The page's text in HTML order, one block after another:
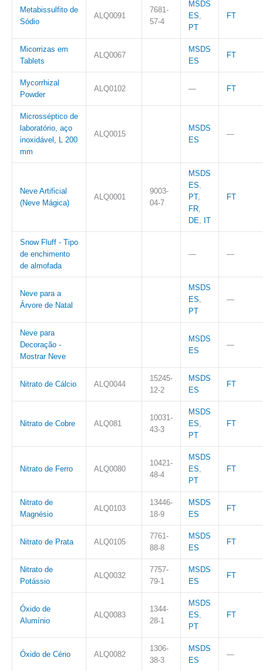
Metabissulfito de
Sódio
ALQ0091
7681-
57-4
MSDS
ES,
PT
FT
Micorrizas em
Tablets
ALQ0067
MSDS
ES
FT
Mycorrhizal
Powder
ALQ0102 — FT
Microsséptico de
laboratório, aço
inoxidável, L 200
mm
ALQ0015
MSDS
ES
—
Neve Artificial
(Neve Mágica)
ALQ0001
9003-
04-7
MSDS
ES,
PT,
FR,
DE, IT
FT
Snow Fluff - Tipo
de enchimento
de almofada
— —
Neve para a
Árvore de Natal
MSDS
ES,
PT
—
Neve para
Decoração -
Mostrar Neve
MSDS
ES
—
Nitrato de Cálcio ALQ0044
15245-
12-2
MSDS
ES
FT
Nitrato de Cobre ALQ081
10031-
43-3
MSDS
ES,
PT
FT
Nitrato de Ferro ALQ0080
10421-
48-4
MSDS
ES,
PT
FT
Nitrato de
Magnésio
ALQ0103
13446-
18-9
MSDS
ES
FT
Nitrato de Prata ALQ0105
7761-
88-8
MSDS
ES
FT
Nitrato de
Potássio
ALQ0032
7757-
79-1
MSDS
ES
FT
Óxido de
Alumínio
ALQ0083
1344-
28-1
MSDS
ES,
PT
FT
Óxido de Cério ALQ0082
1306-
38-3
MSDS
ES
—